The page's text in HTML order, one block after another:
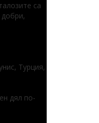
са
Турция,
дял по-